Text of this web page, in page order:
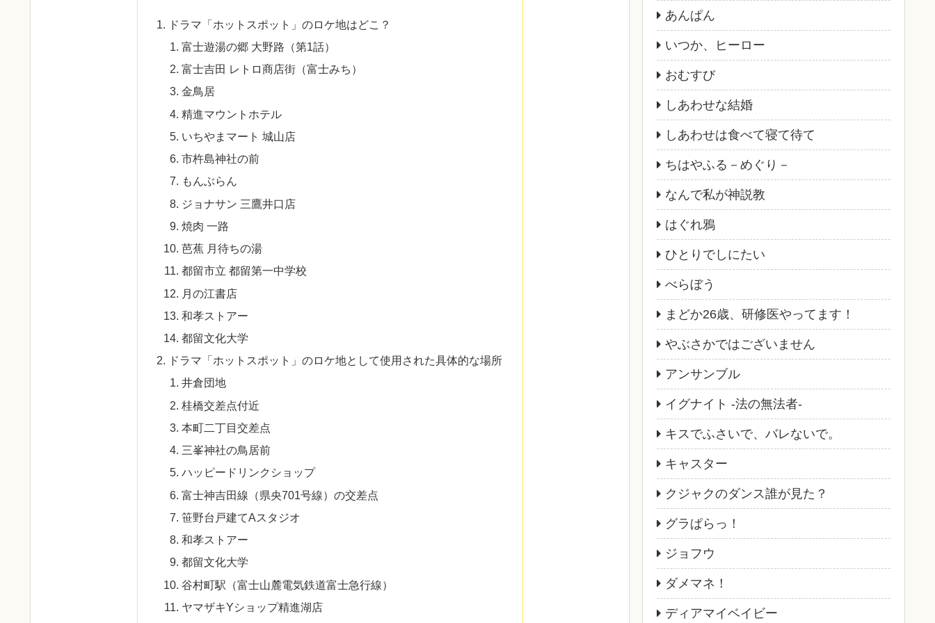
ドラマ「ホットスポット」のロケ地はどこ？
富士遊湯の郷 大野路（第1話）
富士吉田 レトロ商店街（富士みち）
金鳥居
精進マウントホテル
いちやまマート 城山店
市杵島神社の前
もんぶらん
ジョナサン 三鷹井口店
焼肉 一路
芭蕉 月待ちの湯
都留市立 都留第一中学校
月の江書店
和孝ストアー
都留文化大学
ドラマ「ホットスポット」のロケ地として使用された具体的な場所
井倉団地
桂橋交差点付近
本町二丁目交差点
三峯神社の鳥居前
ハッピードリンクショップ
富士神吉田線（県央701号線）の交差点
笹野台戸建てAスタジオ
和孝ストアー
都留文化大学
谷村町駅（富士山麓電気鉄道富士急行線）
ヤマザキYショップ精進湖店
あんぱん
いつか、ヒーロー
おむすび
しあわせな結婚
しあわせは食べて寝て待て
ちはやふる－めぐり－
なんで私が神説教
はぐれ鴉
ひとりでしにたい
べらぼう
まどか26歳、研修医やってます！
やぶさかではございません
アンサンブル
イグナイト -法の無法者-
キスでふさいで、バレないで。
キャスター
クジャクのダンス誰が見た？
グラぱらっ！
ジョフウ
ダメマネ！
ディアマイベイビー